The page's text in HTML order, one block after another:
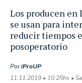
Los producen en
se usan para
reducir tiempos
posoperatorio
PoriProUP
11.11.2019 • 10:25hs •